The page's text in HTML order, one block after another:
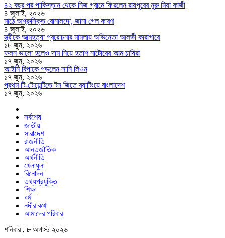
৪২ বছর পর পাকিস্তান থেকে নিজ গ্রামে ফিরলেন রায়পুরের নুরু মিয়া কাজী
৪ জুলাই, ২০২৬
মাঠে অশ্রুসিক্ত রোনালদো, জানা গেল কারণ
৪ জুলাই, ২০২৬
স্ত্রীকে আত্মহত্যা প্ররোচনার মামলায় অভিনেতা আলভী কারাগারে
১৮ জুন, ২০২৬
ফলন ভালো হলেও দাম নিয়ে হতাশ নাটোরের আম চাষিরা
১৭ জুন, ২০২৬
আইনি বিপাকে পড়লেন সানি লিওন
১৭ জুন, ২০২৬
প্রথম টি-টোয়েন্টিতে টস জিতে ব্যাটিংয়ে বাংলাদেশ
১৭ জুন, ২০২৬
সর্বশেষ
জাতীয়
সারাদেশ
রাজনীতি
আন্তর্জাতিক
অর্থনীতি
খেলাধুলা
বিনোদন
তথ্যপ্রযুক্তি
শিক্ষা
ধর্ম
নদীর কথা
আমাদের পরিবার
শনিবার , ৮ অগাস্ট ২০২৬